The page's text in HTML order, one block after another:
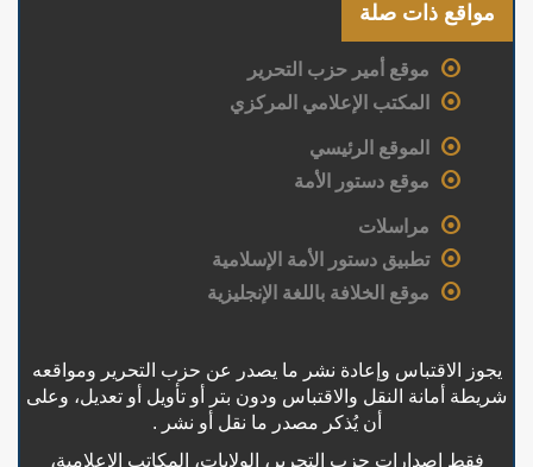
مواقع ذات صلة
موقع أمير حزب التحرير
المكتب الإعلامي المركزي
الموقع الرئيسي
موقع دستور الأمة
مراسلات
تطبيق دستور الأمة الإسلامية
موقع الخلافة باللغة الإنجليزية
يجوز الاقتباس وإعادة نشر ما يصدر عن حزب التحرير ومواقعه
شريطة أمانة النقل والاقتباس ودون بتر أو تأويل أو تعديل، وعلى
أن يُذكر مصدر ما نقل أو نشر .
فقط إصدارات حزب التحرير، الولايات، المكاتب الإعلامية،